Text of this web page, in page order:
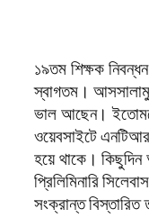
১৯তম শিক্ষক
স্বাগতম।
ভাল আছেন।
ওয়েবসাইটে
হয়ে থাকে। কিছুদিন
প্রিলিমিনারি
সংক্রান্ত